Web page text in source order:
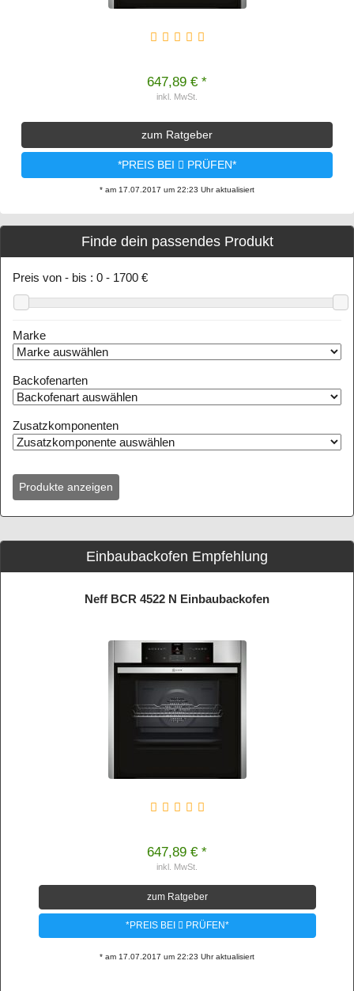
647,89 € *
inkl. MwSt.
zum Ratgeber
*PREIS BEI PRÜFEN*
* am 17.07.2017 um 22:23 Uhr aktualisiert
Finde dein passendes Produkt
Preis von - bis : 0 - 1700 €
Marke
Backofenarten
Zusatzkomponenten
Einbaubackofen Empfehlung
Neff BCR 4522 N Einbaubackofen
647,89 € *
inkl. MwSt.
zum Ratgeber
*PREIS BEI PRÜFEN*
* am 17.07.2017 um 22:23 Uhr aktualisiert